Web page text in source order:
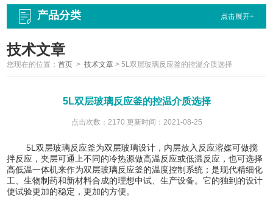
产品分类 点击展开+
技术文章
您现在的位置：首页 >技术文章 >5L双层玻璃反应釜的控温介质选择
5L双层玻璃反应釜的控温介质选择
点击次数：2170 更新时间：2021-08-25
5L双层玻璃反应釜为双层玻璃设计，内层放入反应溶媒可做搅
拌反应，夹层可通上不同的冷热源做高温反应或低温反应，也可选择
高低温一体机来作为双层玻璃反应釜的温度控制系统；是现代精细化
工、生物制药和新材料合成的理想中试、生产设备。它的独到的设计
使试验更加的稳定，更加的方便。